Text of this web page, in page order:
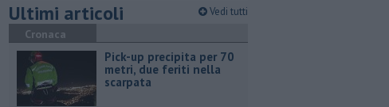
Ultimi articoli Vedi tutti
Cronaca
Pick-up precipita per 70
metri, due feriti nella
scarpata